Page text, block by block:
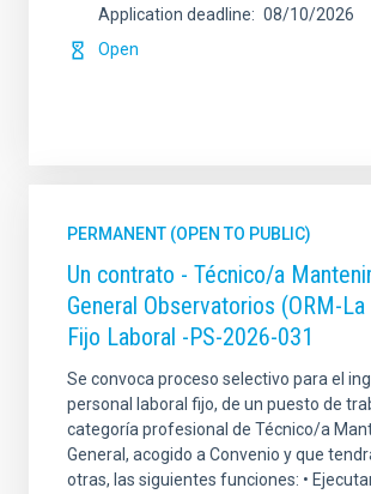
Application deadline
08/10/2026
Open
PERMANENT (OPEN TO PUBLIC)
Un contrato - Técnico/a
General Observatorios (ORM-
Fijo Laboral -PS-2026-031
Se convoca proceso selectivo para el
personal laboral fijo, de un puesto de
categoría profesional de Técnico/a
General, acogido a Convenio y que
otras, las siguientes funciones: •